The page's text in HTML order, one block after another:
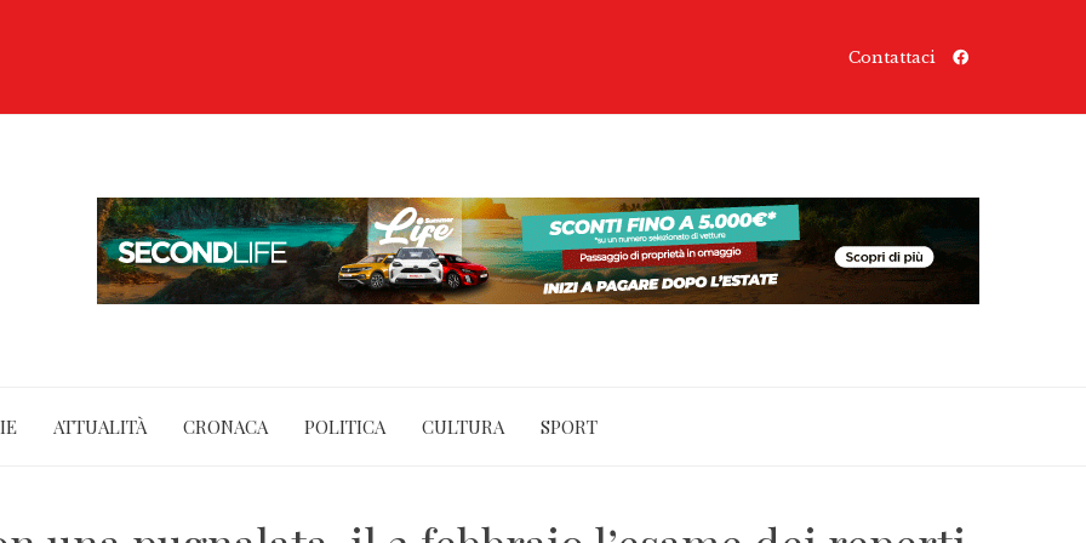
Contattaci
ATTUALITÀ CRONACA POLITICA CULTURA SPORT